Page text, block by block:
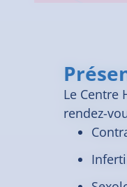
Le Centre
rendez-